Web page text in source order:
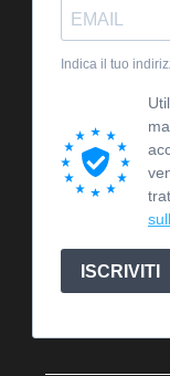
Indica il tuo
ISCRIVITI